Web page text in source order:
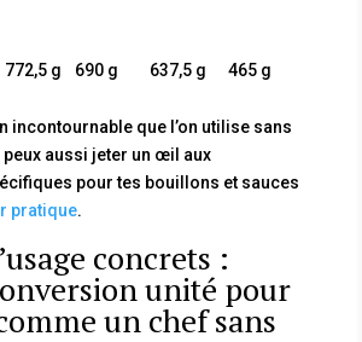
772,5 g 690 g 637,5 g 465 g
incontournable que l’on utilise sans
peux aussi jeter un œil aux
pour tes bouillons et sauces
pratique.
concrets :
unité pour
un chef sans